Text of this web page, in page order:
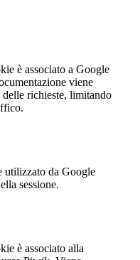
è associato a Google
viene
richieste, limitando
utilizzato da Google
sessione.
è associato alla